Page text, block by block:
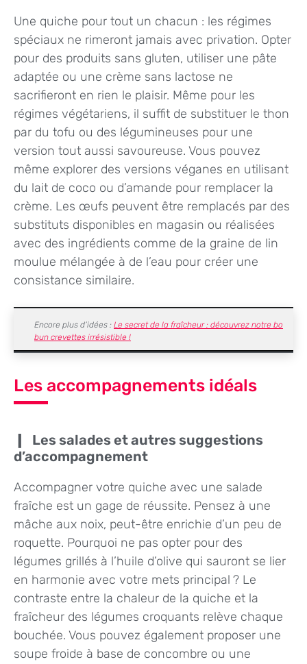
Une quiche pour tout un chacun : les régimes
spéciaux ne rimeront jamais avec privation. Opter
pour des produits sans gluten, utiliser une pâte
adaptée ou une crème sans lactose ne
sacrifieront en rien le plaisir. Même pour les
régimes végétariens, il suffit de substituer le thon
par du tofu ou des légumineuses pour une
version tout aussi savoureuse. Vous pouvez
même explorer des versions véganes en utilisant
du lait de coco ou d’amande pour remplacer la
crème. Les œufs peuvent être remplacés par des
substituts disponibles en magasin ou réalisées
avec des ingrédients comme de la graine de lin
moulue mélangée à de l’eau pour créer une
consistance similaire.
Encore plus d’idées : Le secret de la fraîcheur : découvrez notre bo
bun crevettes irrésistible !
Les accompagnements idéals
Les salades et autres suggestions
d’accompagnement
Accompagner votre quiche avec une salade
fraîche est un gage de réussite. Pensez à une
mâche aux noix, peut-être enrichie d’un peu de
roquette. Pourquoi ne pas opter pour des
légumes grillés à l’huile d’olive qui sauront se lier
en harmonie avec votre mets principal ? Le
contraste entre la chaleur de la quiche et la
fraîcheur des légumes croquants relève chaque
bouchée. Vous pouvez également proposer une
soupe froide à base de concombre ou une